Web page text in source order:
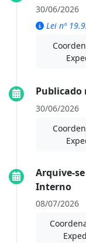
30/06/2026
Lei nº
Publicado
30/06/2026
Arquive-
Interno
08/07/2026